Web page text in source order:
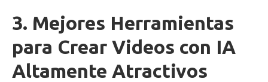
3. Mejores Herramientas
para Crear Videos con IA
Altamente Atractivos